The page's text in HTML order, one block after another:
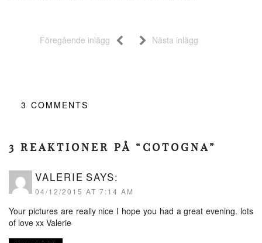
Föregående inlägg Nästa inlägg
3 COMMENTS
3 REAKTIONER PÅ “COTOGNA”
VALERIE SAYS:
04/12/2015 AT 7:14 AM
Your pictures are really nice I hope you had a great evening. lots
of love xx Valerie